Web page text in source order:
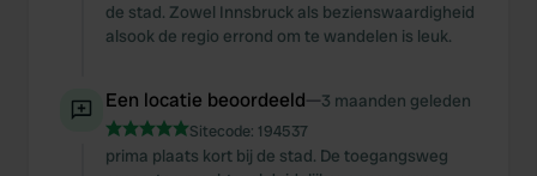
de stad. Zowel Innsbruck als bezienswaardigheid
alsook de regio errond om te wandelen is leuk.
Een locatie beoordeeld—3 maanden geleden
Sitecode: 194537
prima plaats kort bij de stad. De toegangsweg